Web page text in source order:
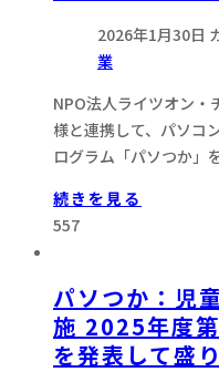
2026年1月30日
業
NPO法人ライツオン・
様と連携して、パソコ
ログラム「パソつか」
続きを見る
557
パソつか：児
施 2025年度
を発表して盛